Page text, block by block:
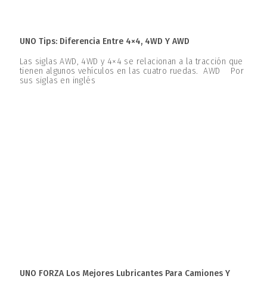
UNO Tips: Diferencia Entre 4×4, 4WD Y AWD
Las siglas AWD, 4WD y 4×4 se relacionan a la tracción que
tienen algunos vehículos en las cuatro ruedas. AWD Por
sus siglas en inglés
UNO FORZA Los Mejores Lubricantes Para Camiones Y